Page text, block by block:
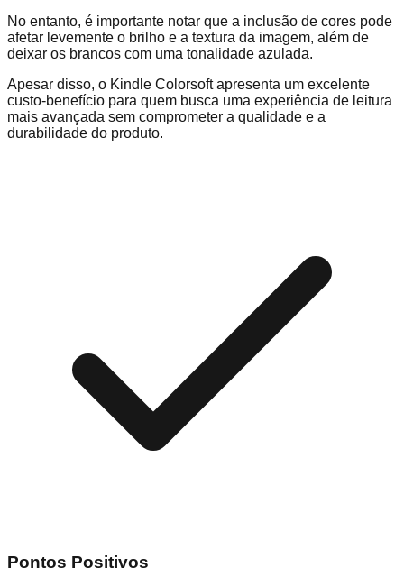
No entanto, é importante notar que a inclusão de cores pode
afetar levemente o brilho e a textura da imagem, além de
deixar os brancos com uma tonalidade azulada.
Apesar disso, o Kindle Colorsoft apresenta um excelente
custo-benefício para quem busca uma experiência de leitura
mais avançada sem comprometer a qualidade e a
durabilidade do produto.
Pontos Positivos